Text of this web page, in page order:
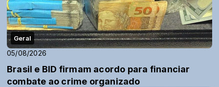
Geral
05/08/2026
Brasil e BID firmam acordo para financiar
combate ao crime organizado